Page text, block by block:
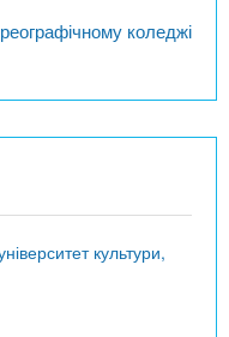
коледжі
культури,